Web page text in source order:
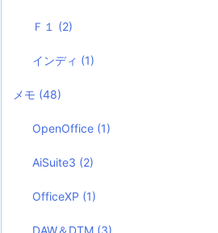
Ｆ１ (2)
インディ (1)
メモ (48)
OpenOffice (1)
AiSuite3 (2)
OfficeXP (1)
DAW＆DTM (3)